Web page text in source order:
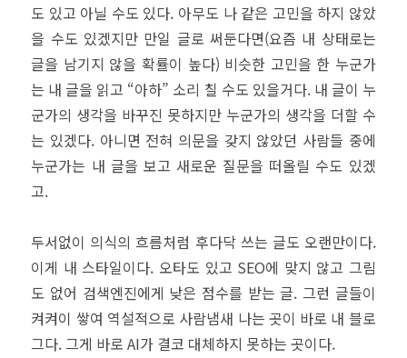
도 있고 아닐 수도 있다. 아무도 나 같은 고민을 하지 않았
을 수도 있겠지만 만일 글로 써둔다면(요즘 내 상태로는
글을 남기지 않을 확률이 높다) 비슷한 고민을 한 누군가
는 내 글을 읽고 “아하” 소리 칠 수도 있을거다. 내 글이 누
군가의 생각을 바꾸진 못하지만 누군가의 생각을 더할 수
는 있겠다. 아니면 전혀 의문을 갖지 않았던 사람들 중에
누군가는 내 글을 보고 새로운 질문을 떠올릴 수도 있겠
고.
두서없이 의식의 흐름처럼 후다닥 쓰는 글도 오랜만이다.
이게 내 스타일이다. 오타도 있고 SEO에 맞지 않고 그림
도 없어 검색엔진에게 낮은 점수를 받는 글. 그런 글들이
켜켜이 쌓여 역설적으로 사람냄새 나는 곳이 바로 내 블로
그다. 그게 바로 AI가 결코 대체하지 못하는 곳이다.